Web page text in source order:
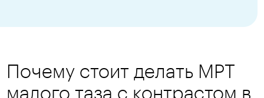
Почему стоит делать МРТ
малого таза с контрастом в